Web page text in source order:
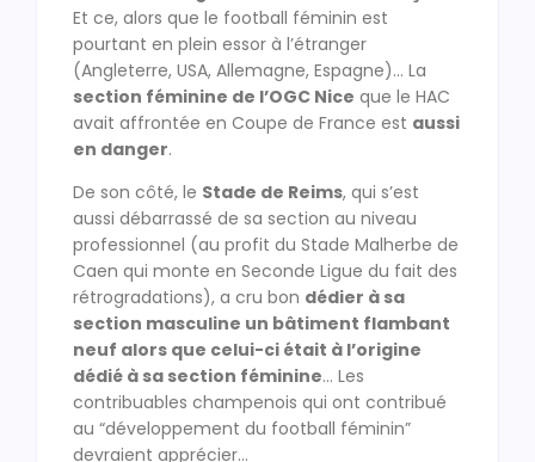
Et ce, alors que le football féminin est
pourtant en plein essor à l’étranger
(Angleterre, USA, Allemagne, Espagne)… La
section féminine de l’OGC Nice que le HAC
avait affrontée en Coupe de France est aussi
en danger.
De son côté, le Stade de Reims, qui s’est
aussi débarrassé de sa section au niveau
professionnel (au profit du Stade Malherbe de
Caen qui monte en Seconde Ligue du fait des
rétrogradations), a cru bon dédier à sa
section masculine un bâtiment flambant
neuf alors que celui-ci était à l’origine
dédié à sa section féminine… Les
contribuables champenois qui ont contribué
au “développement du football féminin”
devraient apprécier…